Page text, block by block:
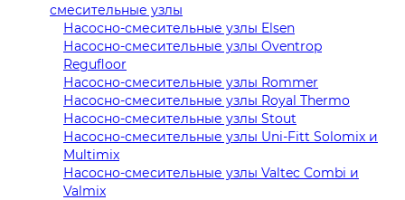
смесительные узлы
Насосно-смесительные узлы Elsen
Насосно-смесительные узлы Oventrop
Regufloor
Насосно-смесительные узлы Rommer
Насосно-смесительные узлы Royal Thermo
Насосно-смесительные узлы Stout
Насосно-смесительные узлы Uni-Fitt Solomix и
Multimix
Насосно-смесительные узлы Valtec Combi и
Valmix